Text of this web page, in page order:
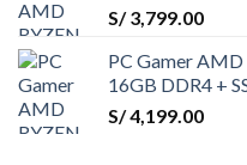
S/3,799.00
PC Gamer AMD
16GB DDR4 +
S/4,199.00